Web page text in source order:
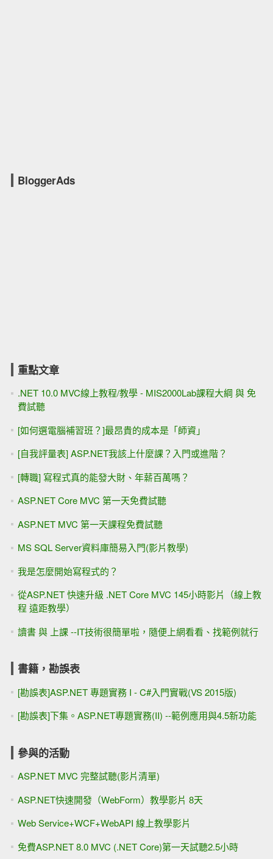
BloggerAds
重點文章
.NET 10.0 MVC線上教程/教學 - MIS2000Lab課程大綱 與 免
費試聽
[如何選電腦補習班？]最昂貴的成本是「師資」
[自我評量表] ASP.NET我該上什麼課？入門或進階？
[轉職] 寫程式真的能發大財、年薪百萬嗎？
ASP.NET Core MVC 第一天免費試聽
ASP.NET MVC 第一天課程免費試聽
MS SQL Server資料庫簡易入門(影片教學)
我是怎麼開始寫程式的？
從ASP.NET 快速升級 .NET Core MVC 145小時影片（線上教
程 遠距教學）
讀書 與 上課 --IT技術很簡單啦，隨便上網看看、找範例就行
書籍，勘誤表
[勘誤表]ASP.NET 專題實務 I - C#入門實戰(VS 2015版)
[勘誤表]下集。ASP.NET專題實務(II) --範例應用與4.5新功能
參與的活動
ASP.NET MVC 完整試聽(影片清單)
ASP.NET快速開發（WebForm）教學影片 8天
Web Service+WCF+WebAPI 線上教學影片
免費ASP.NET 8.0 MVC (.NET Core)第一天試聽2.5小時